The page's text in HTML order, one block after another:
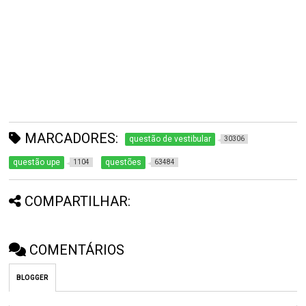
MARCADORES: questão de vestibular 30306
questão upe 1104 questões 63484
COMPARTILHAR:
COMENTÁRIOS
BLOGGER